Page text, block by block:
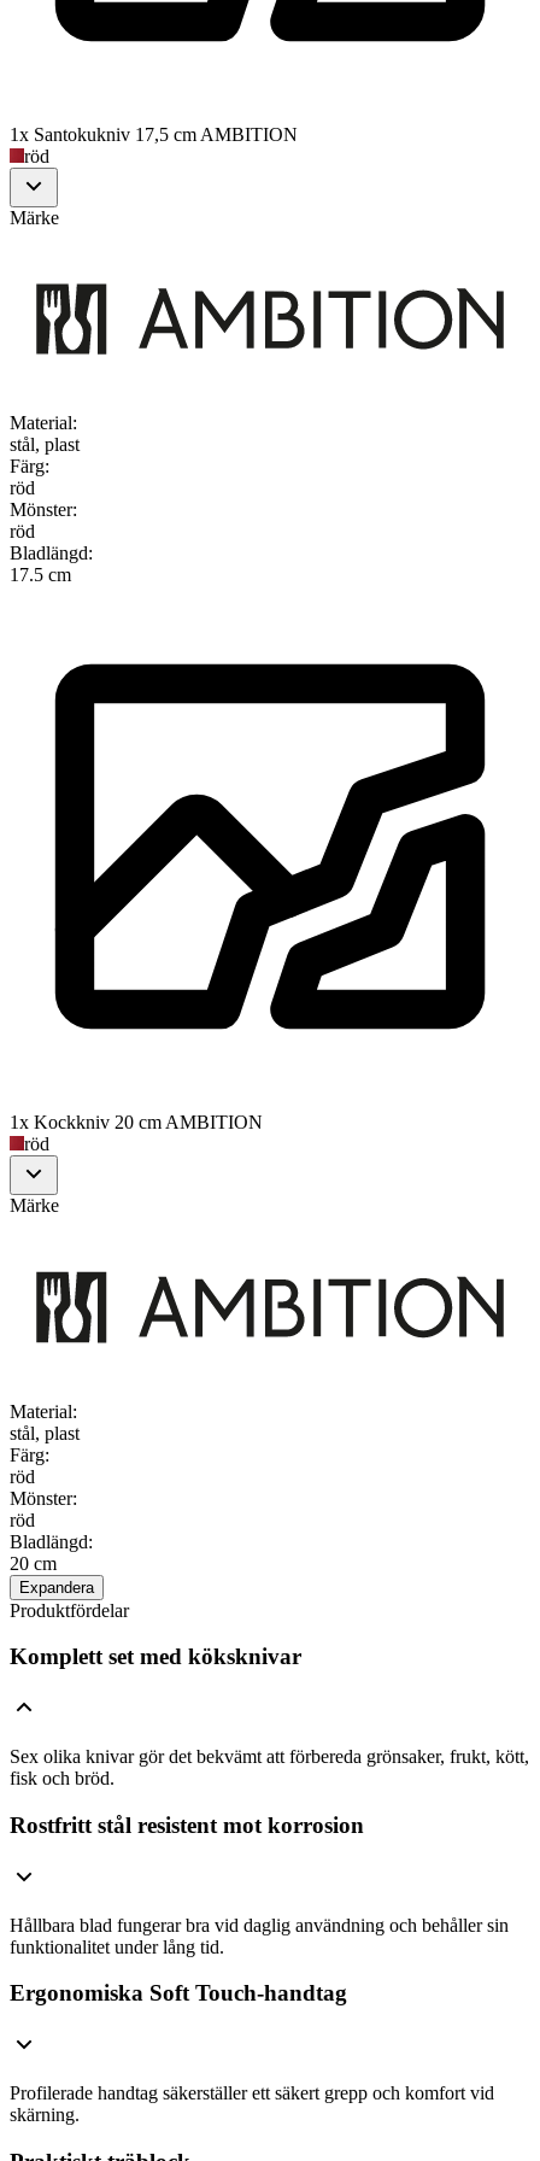
1x Santokukniv 17,5 cm AMBITION
röd
Märke
Material:
stål, plast
Färg:
röd
Mönster:
röd
Bladlängd:
17.5 cm
1x Kockkniv 20 cm AMBITION
röd
Märke
Material:
stål, plast
Färg:
röd
Mönster:
röd
Bladlängd:
20 cm
Expandera
Produktfördelar
Komplett set med köksknivar
Sex olika knivar gör det bekvämt att förbereda grönsaker, frukt, kött,
fisk och bröd.
Rostfritt stål resistent mot korrosion
Hållbara blad fungerar bra vid daglig användning och behåller sin
funktionalitet under lång tid.
Ergonomiska Soft Touch-handtag
Profilerade handtag säkerställer ett säkert grepp och komfort vid
skärning.